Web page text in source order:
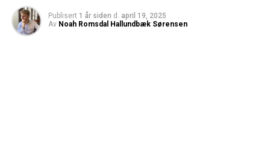
Publisert 1 år siden d. april 19, 2025
Av Noah Romsdal Hallundbæk Sørensen